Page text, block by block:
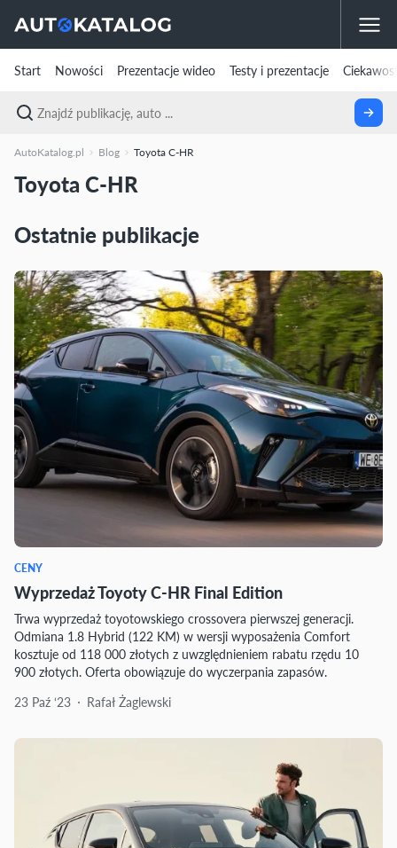
Start Nowości Prezentacje wideo Testy i prezentacje
AutoKatalog.pl Blog Toyota C-HR
Toyota C-HR
Ostatnie publikacje
CENY
Wyprzedaż Toyoty C-HR Final Edition
Trwa wyprzedaż toyotowskiego crossovera pierwszej generacji.
Odmiana 1.8 Hybrid (122 KM) w wersji wyposażenia Comfort
kosztuje od 118 000 złotych z uwzględnieniem rabatu rzędu 10
900 złotych. Oferta obowiązuje do wyczerpania zapasów.
23 Paź ‘23
Rafał Żaglewski